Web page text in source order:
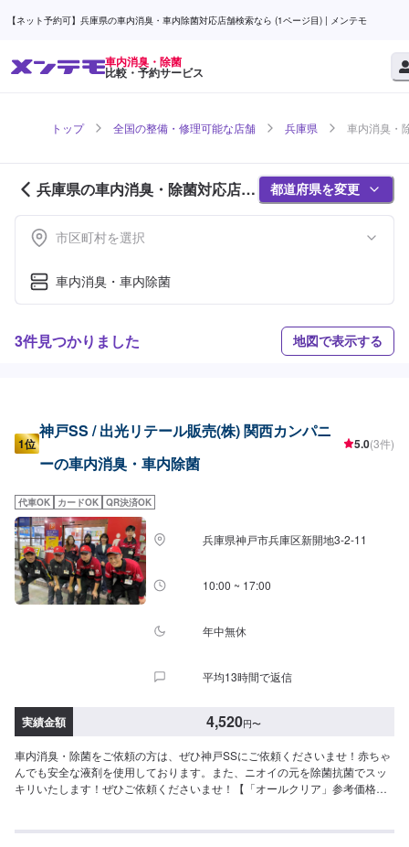
【ネット予約可】兵庫県の車内消臭・車内除菌対応店舗検索なら (1ページ目) | メンテモ
車内消臭・除菌
比較・予約サービス
トップ 全国の整備・修理可能な店舗 兵庫県 車内消臭・
兵庫県の車内消臭・除菌対応店舗
紹介 (1ページ目)
都道府県を変更
市区町村を選択
車内消臭・車内除菌
3件見つかりました 地図で表示する
1位
神戸SS / 出光リテール販売(株) 関西カンパニ
ーの車内消臭・車内除菌
5.0(3件)
代車OK カードOK QR決済OK
兵庫県神戸市兵庫区新開地3-2-11
10:00 ~ 17:00
年中無休
平均13時間で返信
実績金額 4,520円〜
車内消臭・除菌をご依頼の方は、ぜひ神戸SSにご依頼くださいませ！赤ちゃ
んでも安全な液剤を使用しております。また、ニオイの元を除菌抗菌でスッ
キリいたします！ぜひご依頼くださいませ！【「オールクリア」参考価格】
円M：8,240円L：8,800円LL：9,350円XL：11,000円施工時間：70分〜